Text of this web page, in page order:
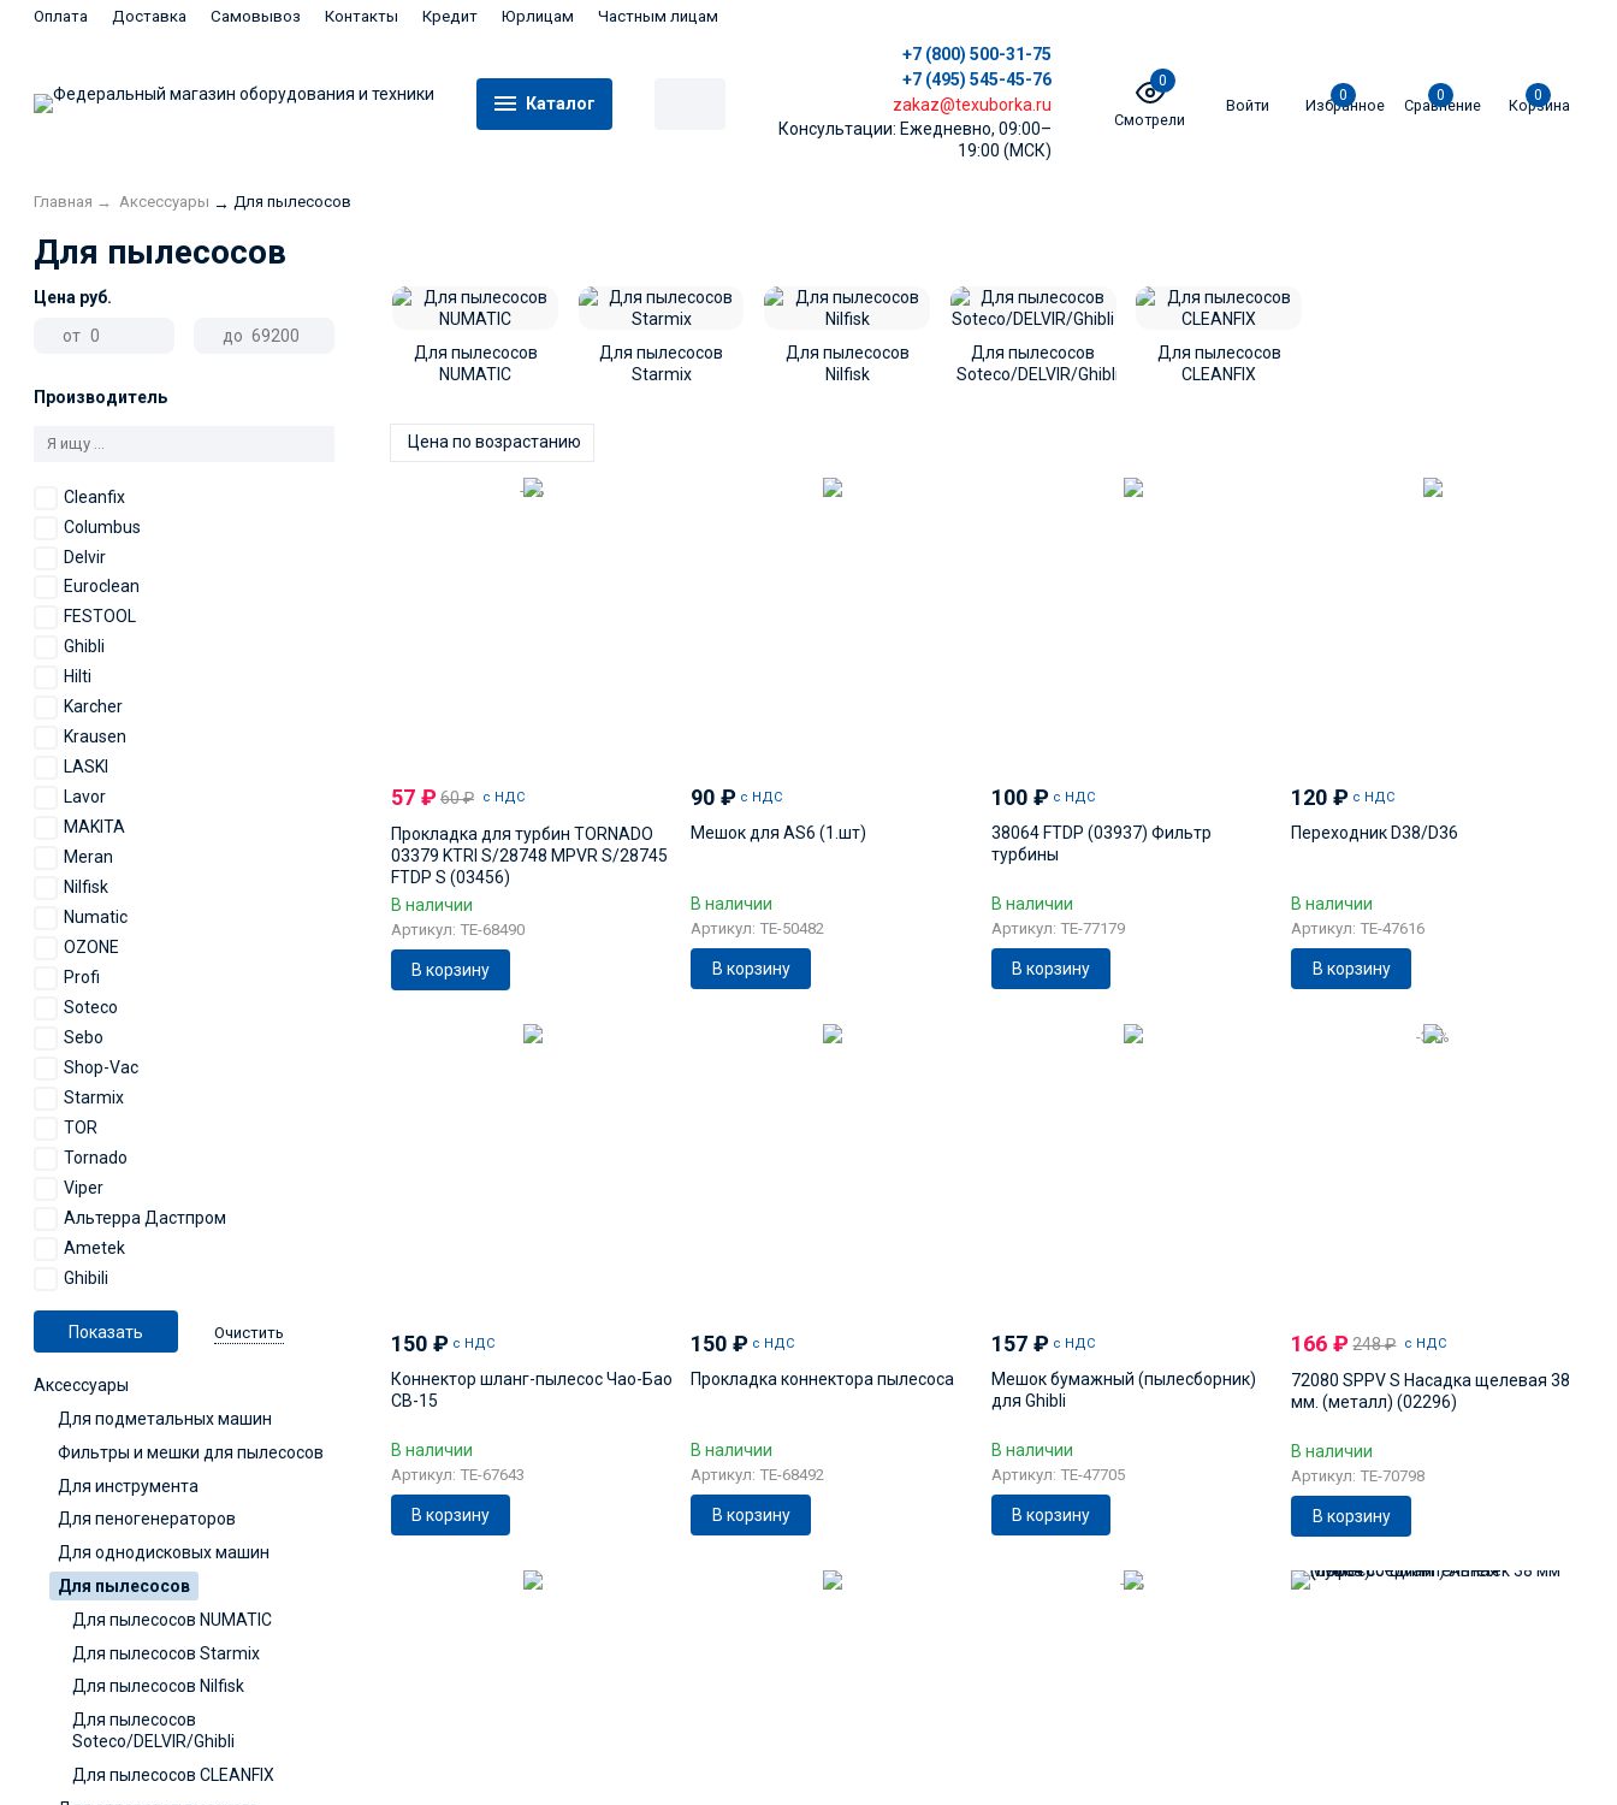
Оплата Доставка Самовывоз Контакты Кредит Юрлицам Частным лицам
Каталог
+7 (800) 500-31-75
+7 (495) 545-45-76
zakaz@texuborka.ru
Консультации: Ежедневно, 09:00–
19:00 (МСК)
0
Смотрели
Войти
0
Избранное
0
Сравнение
0
Корзина
Главная → Аксесcуары → Для пылесосов
Для пылесосов
Цена руб.
от до
Производитель
Cleanfix
Columbus
Delvir
Euroclean
FESTOOL
Ghibli
Hilti
Karcher
Krausen
LASKI
Lavor
MAKITA
Meran
Nilfisk
Numatic
OZONE
Profi
Soteco
Sebo
Shop-Vac
Starmix
TOR
Tornado
Viper
Альтерра Дастпром
Ametek
Ghibili
Очистить
Аксесcуары
Для подметальных машин
Фильтры и мешки для пылесосов
Для инструмента
Для пеногенераторов
Для однодисковых машин
Для пылесосов
Для пылесосов NUMATIC
Для пылесосов Starmix
Для пылесосов Nilfisk
Для пылесосов
Soteco/DELVIR/Ghibli
Для пылесосов CLEANFIX
Для пылесосов
NUMATIC
Для пылесосов
Starmix
Для пылесосов
Nilfisk
Для пылесосов
Soteco/DELVIR/Ghibli
Для пылесосов
CLEANFIX
Цена по возрастанию
-5%
57 ₽60₽ с НДС
Прокладка для турбин TORNADO
03379 KTRI S/28748 MPVR S/28745
FTDP S (03456)
В наличии
Артикул: TE-68490
В корзину
90₽ с НДС
Мешок для AS6 (1.шт)
В наличии
Артикул: TE-50482
В корзину
100 ₽ с НДС
38064 FTDP (03937) Фильтр
турбины
В наличии
Артикул: TE-77179
В корзину
120₽ с НДС
Переходник D38/D36
В наличии
Артикул: TE-47616
В корзину
150 ₽ с НДС
Коннектор шланг-пылесос Чао-Бао
СВ-15
В наличии
Артикул: TE-67643
В корзину
150₽ с НДС
Прокладка коннектора пылесоса
В наличии
Артикул: TE-68492
В корзину
157 ₽ с НДС
Мешок бумажный (пылесборник)
для Ghibli
В наличии
Артикул: TE-47705
В корзину
-34%
166₽ 248₽ с НДС
72080 SPPV S Насадка щелевая 38
мм. (металл) (02296)
В наличии
Артикул: TE-70798
В корзину
-6%